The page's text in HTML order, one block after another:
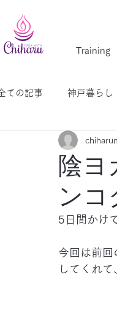
Training
ての記事 神戸暮らし
陰ヨ
ンコ
5日間かけ
今回は前回
してくれ